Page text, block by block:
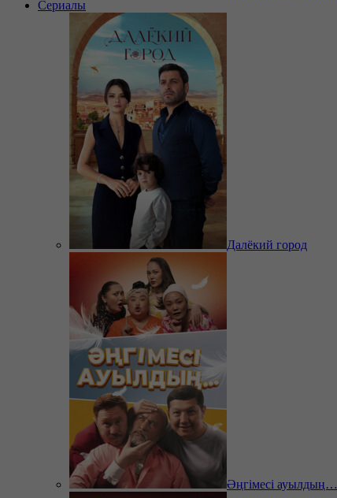
Сериалы
Далёкий город
Әңгімесі ауылдың…